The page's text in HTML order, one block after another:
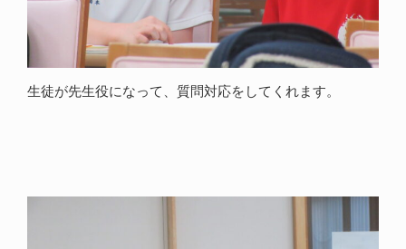
生徒が先生役になって、質問対応をしてくれます。